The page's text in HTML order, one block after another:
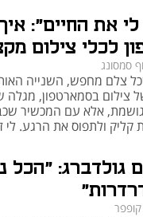
את החיים":
לכלי צילום
סמסונג
צלם מחפש, השנייה
צילום בסמארטפון,
אלא עם המכשיר
ולתפוס את הרגע. לי
גולדברג: "הכל